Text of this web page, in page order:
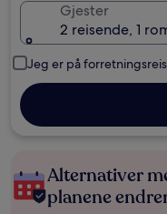
Gjester
2 reisende, 1
Jeg er på
Alternativer
planene